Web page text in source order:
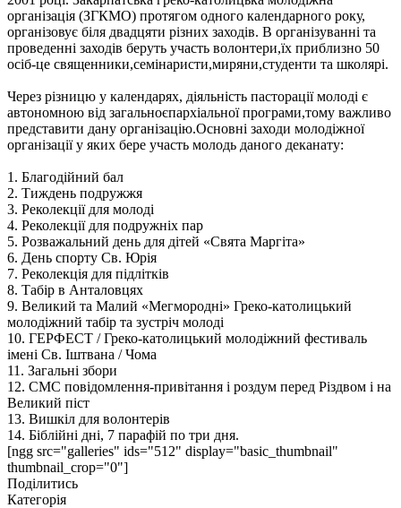
організація (ЗГКМО) протягом одного календарного року,
організовує біля двадцяти різних заходів. В організуванні та
проведенні заходів беруть участь волонтери,їх приблизно 50
осіб-це священники,семінаристи,миряни,студенти та школярі.
Через різницю у календарях, діяльність пасторації молоді є
автономною від загальноєпархіальної програми,тому важливо
представити дану організацію.Основні заходи молодіжної
організації у яких бере участь молодь даного деканату:
1. Благодійний бал
2. Тиждень подружжя
3. Реколекції для молоді
4. Реколекції для подружніх пар
5. Розважальний день для дітей «Свята Маргіта»
6. День спорту Св. Юрія
7. Реколекція для підлітків
8. Табір в Анталовцях
9. Великий та Малий «Мегмородні» Греко-католицький
молодіжний табір та зустріч молоді
10. ГЕРФЕСТ / Греко-католицький молодіжний фестиваль
імені Св. Іштвана / Чома
11. Загальні збори
12. СМС повідомлення-привітання і роздум перед Різдвом і на
Великий піст
13. Вишкіл для волонтерів
14. Біблійні дні, 7 парафій по три дня.
[ngg src="galleries" ids="512" display="basic_thumbnail"
thumbnail_crop="0"]
Поділитись
Категорія